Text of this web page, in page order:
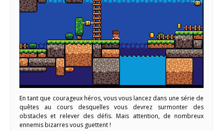
En tant que courageux héros, vous vous lancez dans une série de
quêtes au cours desquelles vous devrez surmonter des
obstacles et relever des défis. Mais attention, de nombreux
ennemis bizarres vous guettent !